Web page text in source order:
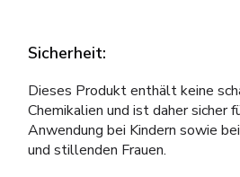
Sicherheit:
Dieses Produkt enthält keine
Chemikalien und ist daher sicher
Anwendung bei Kindern sowie
und stillenden Frauen.